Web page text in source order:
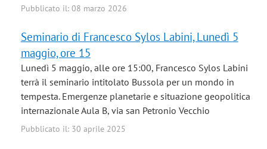
Pubblicato il: 08 marzo 2026
Seminario di Francesco Sylos Labini, Lunedì 5
maggio, ore 15
Lunedì 5 maggio, alle ore 15:00, Francesco Sylos Labini
terrà il seminario intitolato Bussola per un mondo in
tempesta. Emergenze planetarie e situazione geopolitica
internazionale Aula B, via san Petronio Vecchio
Pubblicato il: 30 aprile 2025